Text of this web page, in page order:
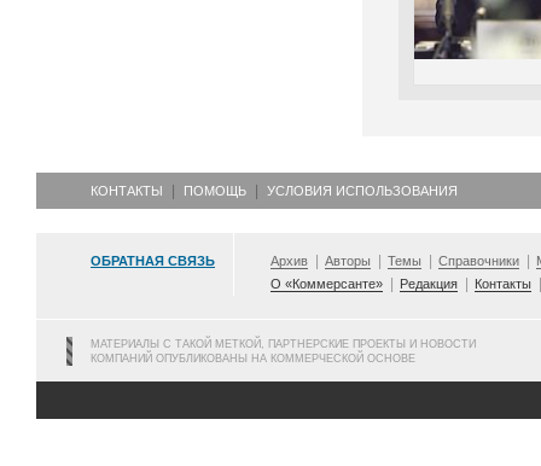
КОНТАКТЫ ПОМОЩЬ УСЛОВИЯ ИСПОЛЬЗОВАНИЯ
ОБРАТНАЯ СВЯЗЬ Архив Авторы Темы Справочники
О «Коммерсанте»
Редакция Контакты
МАТЕРИАЛЫ С ТАКОЙ МЕТКОЙ, ПАРТНЕРСКИЕ ПРОЕКТЫ И НОВОСТИ
КОМПАНИЙ ОПУБЛИКОВАНЫ НА КОММЕРЧЕСКОЙ ОСНОВЕ